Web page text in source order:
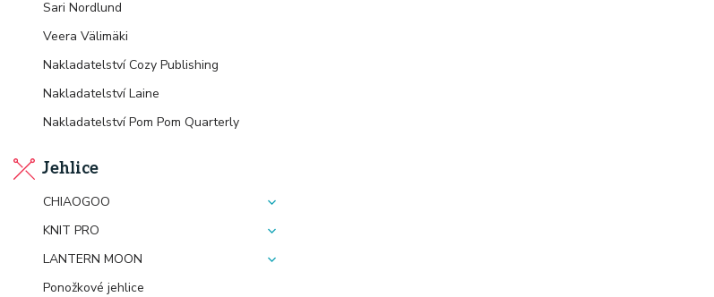
Sari Nordlund
Veera Välimäki
Nakladatelství Cozy Publishing
Nakladatelství Laine
Nakladatelství Pom Pom Quarterly
Jehlice
CHIAOGOO
KNIT PRO
LANTERN MOON
Ponožkové jehlice